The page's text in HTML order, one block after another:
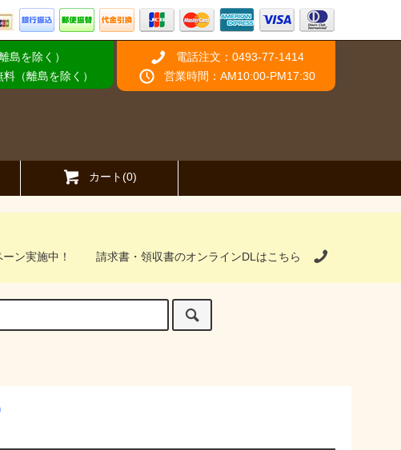
島を除く）
（離島を除く）
電話注文：0493-77-1414
営業時間：AM10:00-PM17:30
カート(0)
ン実施中！ 請求書・領収書のオンラインDLはこちら